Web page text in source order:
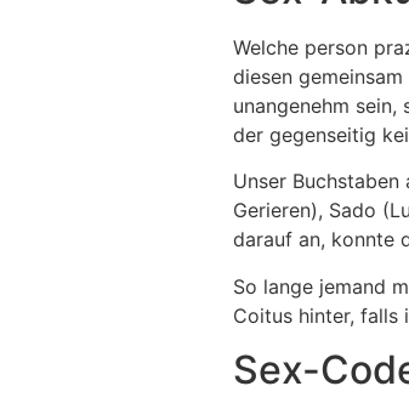
Welche person
diesen
unangenehm
der gegenseitig
Unser
Gerieren), Sado
darauf an, konnte
So lange jemand
Coitus hinter, falls
Sex-